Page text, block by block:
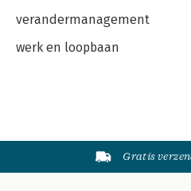
verandermanagement
werk en loopbaan
Gratis